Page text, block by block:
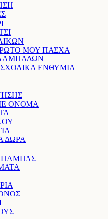
ΜΟΥ ΠΑΣΧΑ
ΕΝΘΥΜΙΑ
ΟΝΟΜΑ
ΔΩΡΑ